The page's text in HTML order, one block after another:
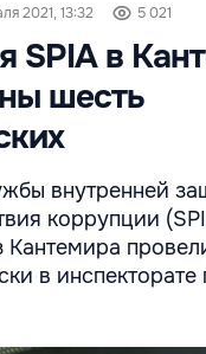
2021, 13:32 5 021
SPIA в
шесть
внутренней
коррупции
в инспекторате